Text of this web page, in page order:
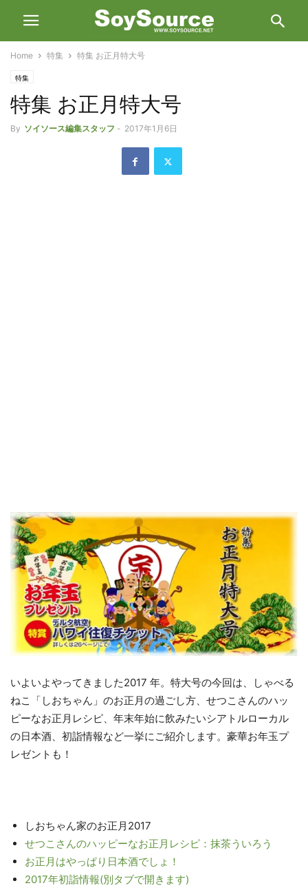
Home 特集 特集 お正月特大号
特集
特集 お正月特大号
By ソイソース編集スタッフ - 2017年1月6日
いよいよやってきました2017 年。特大号の今回は、しゃべる
ねこ「しおちゃん」のお正月の過ごし方、せつこさんのハッ
ピーなお正月レシピ、年末年始に飲みたいシアトルローカル
の日本酒、初詣情報など一挙にご紹介します。豪華お年玉プ
レゼントも！
しおちゃん家のお正月2017
せつこさんのハッピーなお正月レシピ：抹茶ういろう
お正月はやっぱり日本酒でしょ！
2017年初詣情報(別タブで開きます)